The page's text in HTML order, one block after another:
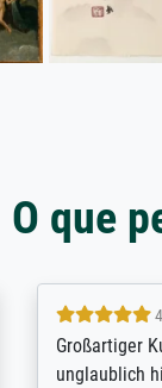
O que
Für ein
Feldpost